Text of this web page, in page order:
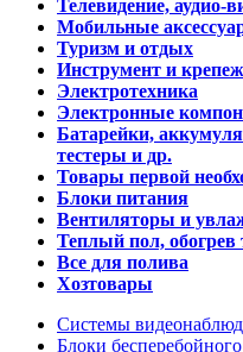
Телевидение, аудио-
Мобильные
Туризм и отдых
Инструмент и крепеж
Электротехника
Электронные
Батарейки,
тестеры и др.
Товары первой
Блоки питания
Вентиляторы и
Теплый пол, обогрев
Все для полива
Хозтовары
Системы
Блоки